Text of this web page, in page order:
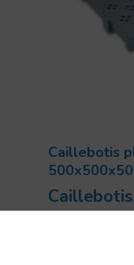
Caillebotis
Code: